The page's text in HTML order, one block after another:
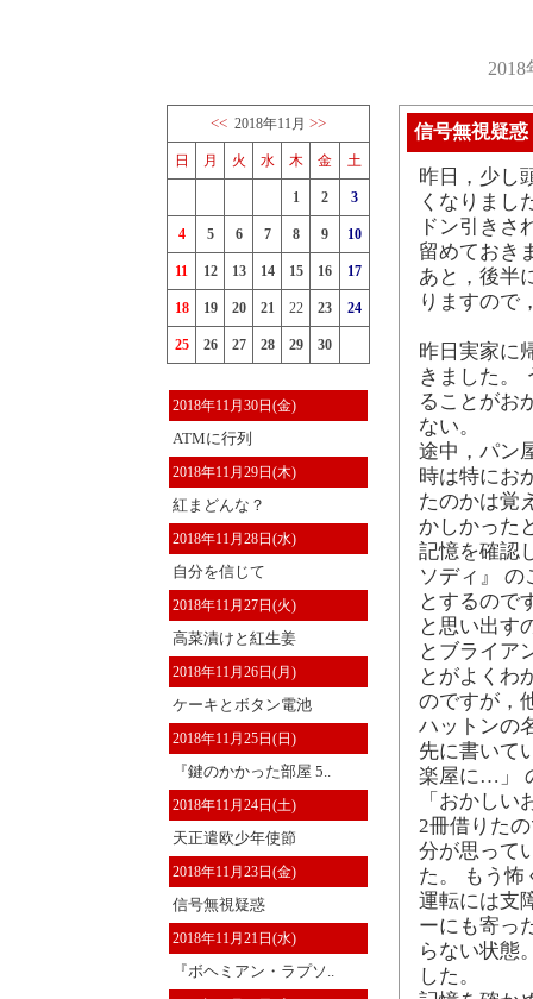
<< 2018年11月 >>
日 月 火 水 木 金 土
1 2 3
4 5 6 7 8 9 10
11 12 13 14 15 16 17
18 19 20 21 22 23 24
25 26 27 28 29 30
2018年11月30日(金)
ATMに行列
2018年11月29日(木)
紅まどんな？
2018年11月28日(水)
自分を信じて
2018年11月27日(火)
高菜漬けと紅生姜
2018年11月26日(月)
ケーキとボタン電池
2018年11月25日(日)
『鍵のかかった部屋 5..
2018年11月24日(土)
天正遣欧少年使節
2018年11月23日(金)
信号無視疑惑
2018年11月21日(水)
『ボヘミアン・ラプソ..
信号無視疑惑
昨日，少し
くなりまし
ドン引きさ
留めておき
あと，後半
りますので
昨日実家に
きました。
ることがお
ない。
途中，パン
時は特にお
たのかは覚
かしかった
記憶を確認
ソディ』
とするので
と思い出す
とブライア
とがよくわ
のですが，
ハットンの
先に書いて
楽屋に…」
「おかし
2冊借りた
分が思って
た。 もう怖
運転には支
ーにも寄っ
らない状態
した。